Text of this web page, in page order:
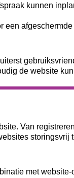
kunnen
een
de website
Van
storingsvrij
met